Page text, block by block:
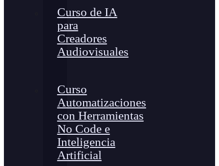
Curso de IA
para
Creadores
Audiovisuales
Curso
Automatizaciones
con Herramientas
No Code e
Inteligencia
Artificial